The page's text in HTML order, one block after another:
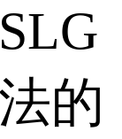
的